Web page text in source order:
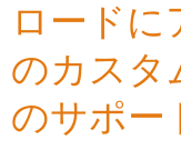
ロードに
のカスタ
のサポー